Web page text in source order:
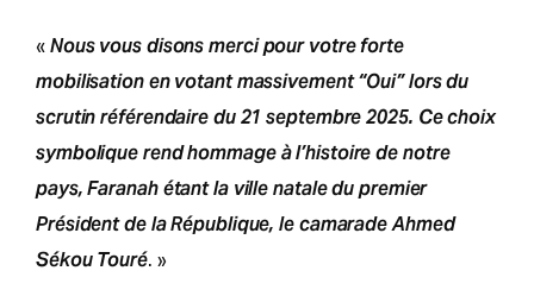
« Nous vous disons merci pour votre forte
mobilisation en votant massivement “Oui” lors du
scrutin référendaire du 21 septembre 2025. Ce choix
symbolique rend hommage à l’histoire de notre
pays, Faranah étant la ville natale du premier
Président de la République, le camarade Ahmed
Sékou Touré. »